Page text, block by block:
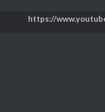
https://